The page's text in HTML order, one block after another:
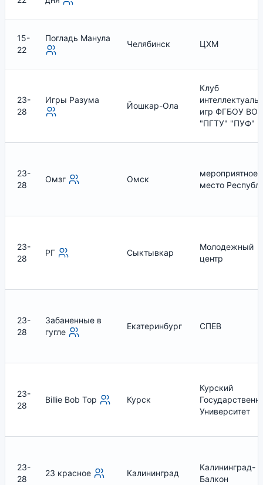
15-
22
Погладь Манула
Челябинск ЦХМ
23-
28
Игры Разума
Йошкар-Ола
Клуб
игр ФГБОУ ВО
"ПГТУ" "ПУФ"
23-
28
Омзг Омск
мероприятное
место
23-
28
РГ Сыктывкар
Молодежный
центр
23-
28
Забаненные в
гугле
Екатеринбург СПЕВ
23-
28
Billie Bob Top Курск
Курский
Университет
23-
28
23 красное Калининград
Калининград-
Балкон